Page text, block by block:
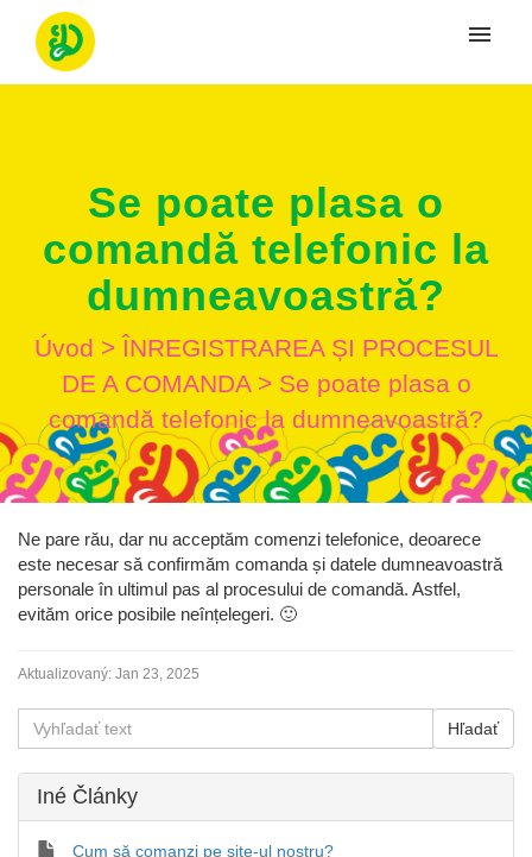
PrihlásenieSe poate plasa o
comandă telefonic la
dumneavoastră?
Úvod > ÎNREGISTRAREA ȘI PROCESUL
DE A COMANDA > Se poate plasa o
comandă telefonic la dumneavoastră?
Ne pare rău, dar nu acceptăm comenzi telefonice, deoarece
este necesar să confirmăm comanda și datele dumneavoastră
personale în ultimul pas al procesului de comandă. Astfel,
evităm orice posibile neînțelegeri. 🙂
Aktualizovaný: Jan 23, 2025
Iné Články
Cum să comanzi pe site-ul nostru?